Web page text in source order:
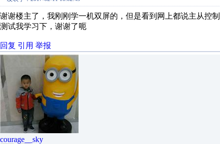
谢谢楼主了，我刚刚学一机双屏的，但是看到网上都说主从控
测试我学习下，谢谢了呃
回复 引用 举报
courage__sky